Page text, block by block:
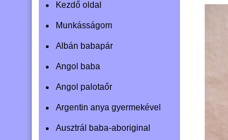
Kezdő oldal
Munkásságom
Albán babapár
Angol baba
Angol palotaőr
Argentin anya gyermekével
Ausztrál baba-aboriginal